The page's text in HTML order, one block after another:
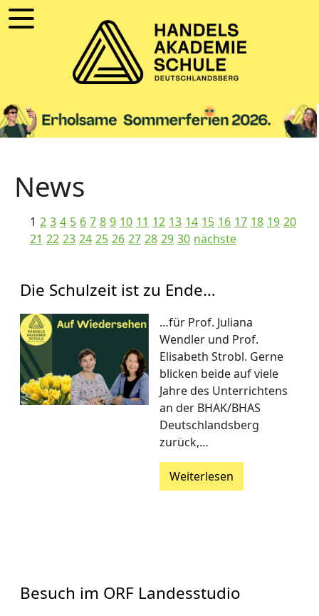
News
1 2 3 4 5 6 7 8 9 10 11 12 13 14 15 16 17 18 19 20
21 22 23 24 25 26 27 28 29 30 nächste
Die Schulzeit ist zu Ende…
…für Prof. Juliana
Wendler und Prof.
Elisabeth Strobl. Gerne
blicken beide auf viele
Jahre des Unterrichtens
an der BHAK/BHAS
Deutschlandsberg
zurück,…
Weiterlesen
Besuch im ORF Landesstudio